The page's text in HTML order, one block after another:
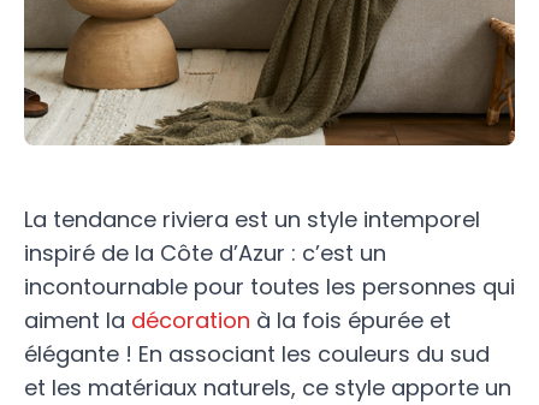
La tendance riviera est un style intemporel
inspiré de la Côte d’Azur : c’est un
incontournable pour toutes les personnes qui
aiment la décoration à la fois épurée et
élégante ! En associant les couleurs du sud
et les matériaux naturels, ce style apporte un